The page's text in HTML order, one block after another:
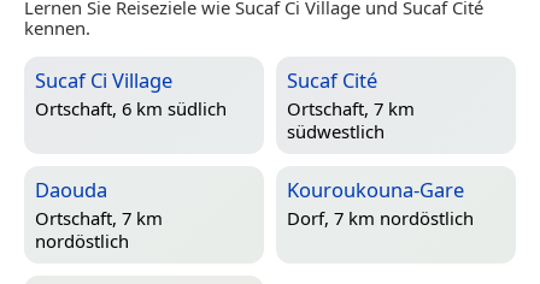
Lernen Sie Reiseziele wie Sucaf Ci Village und Sucaf Cité
kennen.
Sucaf Ci Village
Ortschaft, 6 km südlich
Sucaf Cité
Ortschaft, 7 km
südwestlich
Daouda
Ortschaft, 7 km
nordöstlich
Kouroukouna-Gare
Dorf, 7 km nordöstlich